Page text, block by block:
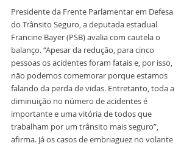
Presidente da Frente Parlamentar em Defesa
do Trânsito Seguro, a deputada estadual
Francine Bayer (PSB) avalia com cautela o
balanço. “Apesar da redução, para cinco
pessoas os acidentes foram fatais e, por isso,
não podemos comemorar porque estamos
falando da perda de vidas. Entretanto, toda a
diminuição no número de acidentes é
importante e uma vitória de todos que
trabalham por um trânsito mais seguro”,
afirma. Já os casos de embriaguez no volante